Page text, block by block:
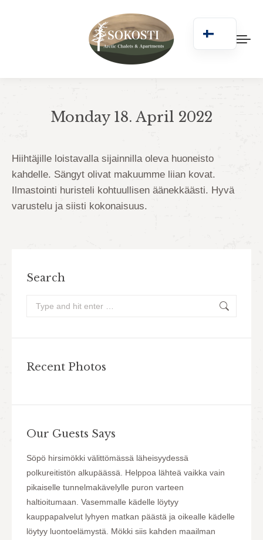
Monday 18. April 2022
Hiihtäjille loistavalla sijainnilla oleva huoneisto
kahdelle. Sängyt olivat makuumme liian kovat.
Ilmastointi huristeli kohtuullisen äänekkäästi. Hyvä
varustelu ja siisti kokonaisuus.
Search
Search:
Recent Photos
Our Guests Says
Söpö hirsimökki välittömässä läheisyydessä
polkureitistön alkupäässä. Helppoa lähteä vaikka vain
pikaiselle tunnelmakävelylle puron varteen
haltioitumaan. Vasemmalle kädelle löytyy
kauppapalvelut lyhyen matkan päästä ja oikealle kädelle
löytyy luontoelämystä. Mökki siis kahden maailman